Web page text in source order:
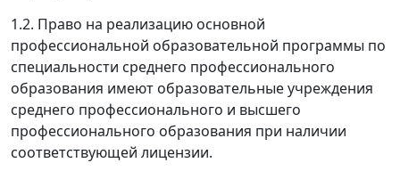
1.2. Право на реализацию основной
профессиональной образовательной программы по
специальности среднего профессионального
образования имеют образовательные учреждения
среднего профессионального и высшего
профессионального образования при наличии
соответствующей лицензии.